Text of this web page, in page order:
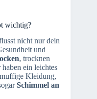
wichtig?
nicht nur dein
und
, trocknen
ein leichtes
Kleidung,
Schimmel an